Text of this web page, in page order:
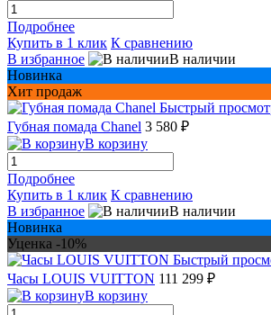
Подробнее
Купить в 1 клик К сравнению
В избранное
В наличии
Новинка
Хит продаж
Быстрый
Губная помада Chanel 3 580 ₽
В корзину
Подробнее
Купить в 1 клик К сравнению
В избранное
В наличии
Новинка
Уценка -10%
Быстрый
Часы LOUIS VUITTON 111 299 ₽
В корзину